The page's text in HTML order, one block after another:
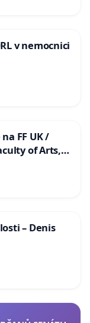
v nemocnici
FF UK /
of Arts,
– Denis